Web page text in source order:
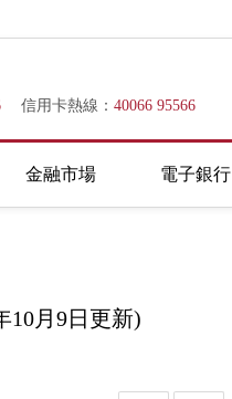
信用卡熱線： 40066 95566
金融市場 電子銀行
10月9日更新)